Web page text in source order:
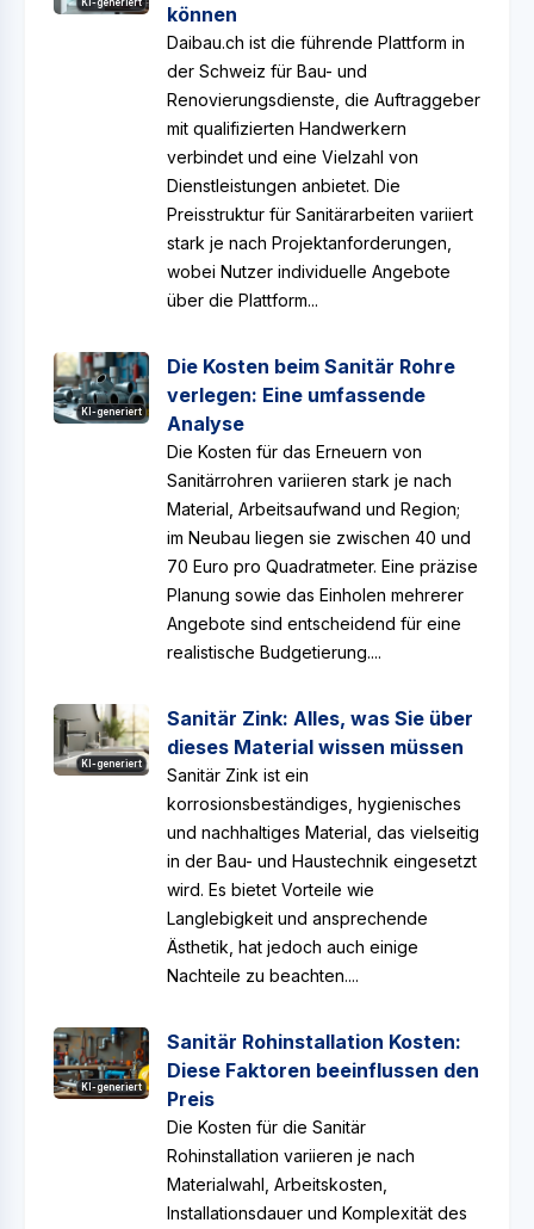
KI-generiert können
Daibau.ch ist die führende Plattform in
der Schweiz für Bau- und
Renovierungsdienste, die Auftraggeber
mit qualifizierten Handwerkern
verbindet und eine Vielzahl von
Dienstleistungen anbietet. Die
Preisstruktur für Sanitärarbeiten variiert
stark je nach Projektanforderungen,
wobei Nutzer individuelle Angebote
über die Plattform...
KI-generiert
Die Kosten beim Sanitär Rohre
verlegen: Eine umfassende
Analyse
Die Kosten für das Erneuern von
Sanitärrohren variieren stark je nach
Material, Arbeitsaufwand und Region;
im Neubau liegen sie zwischen 40 und
70 Euro pro Quadratmeter. Eine präzise
Planung sowie das Einholen mehrerer
Angebote sind entscheidend für eine
realistische Budgetierung....
KI-generiert
Sanitär Zink: Alles, was Sie über
dieses Material wissen müssen
Sanitär Zink ist ein
korrosionsbeständiges, hygienisches
und nachhaltiges Material, das vielseitig
in der Bau- und Haustechnik eingesetzt
wird. Es bietet Vorteile wie
Langlebigkeit und ansprechende
Ästhetik, hat jedoch auch einige
Nachteile zu beachten....
KI-generiert
Sanitär Rohinstallation Kosten:
Diese Faktoren beeinflussen den
Preis
Die Kosten für die Sanitär
Rohinstallation variieren je nach
Materialwahl, Arbeitskosten,
Installationsdauer und Komplexität des